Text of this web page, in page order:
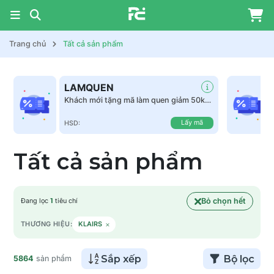
Trang chủ Tất cả sản phẩm
LAMQUEN
Khách mới tặng mã làm quen giảm 50k
HSD: Lấy mã
Tất cả sản phẩm
Đang lọc 1 tiêu chí Bỏ chọn hết
THƯƠNG HIỆU: KLAIRS ×
5864 sản phẩm Sắp xếp Bộ lọc